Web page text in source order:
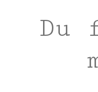
überspringen
Du